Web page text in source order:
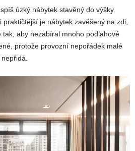
úzký nábytek stavěný do výšky.
je nábytek zavěšený na zdi,
tak, aby nezabíral mnoho podlahové
protože provozní nepořádek malé